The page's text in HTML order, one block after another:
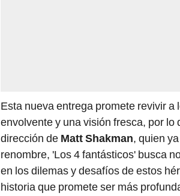
Esta nueva entrega promete revivir
envolvente y una visión fresca, por
dirección de Matt Shakman, quien
renombre, 'Los 4 fantásticos' busca
en los dilemas y desafíos de estos
historia que promete ser más